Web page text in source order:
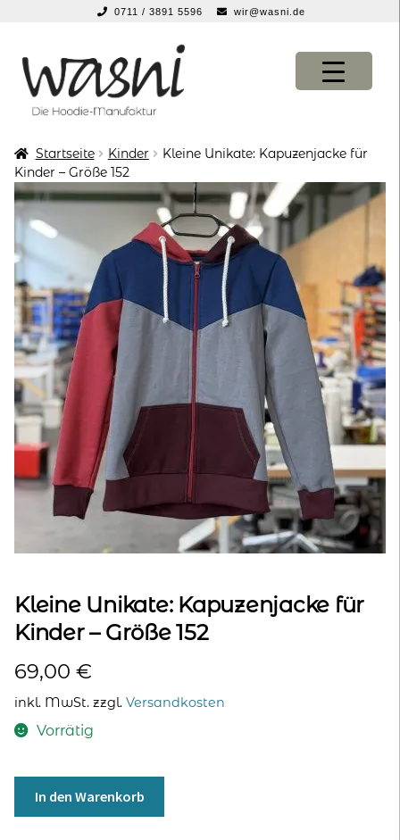
0711 / 3891 5596 wir@wasni.de
Navigation
springen
Inhalt
springen
KONFIGURATOR
SHOP
vor ort
service
KONFIGURATOR
SHOP
über uns
vor ort
service
suche
kontakt
home
Startseite Kinder
Kleine Unikate: Kapuzenjacke für
Kinder – Größe 152
Kleine Unikate: Kapuzenjacke für
Kinder – Größe 152
69,00 €
inkl. MwSt. zzgl. Versandkosten
Vorrätig
Unikate:
In den Warenkorb